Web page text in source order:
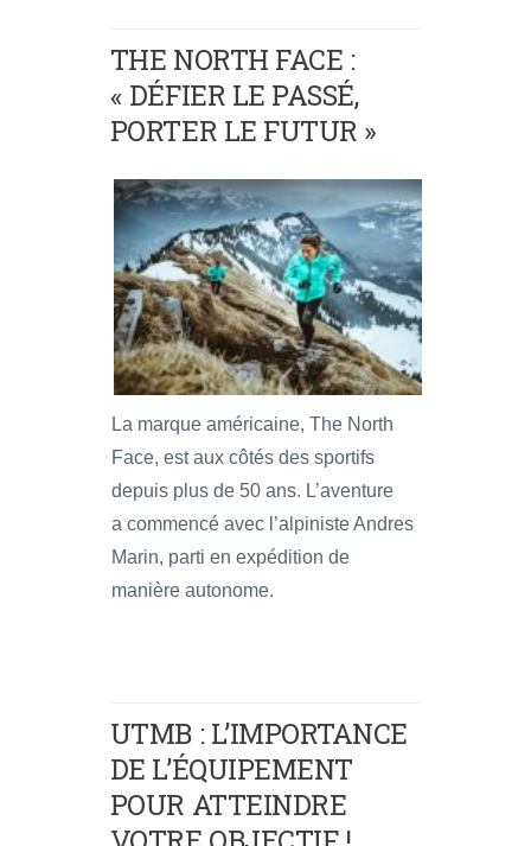
THE NORTH FACE :
« DÉFIER LE PASSÉ,
PORTER LE FUTUR »
La marque américaine, The North
Face, est aux côtés des sportifs
depuis plus de 50 ans. L’aventure
a commencé avec l’alpiniste Andres
Marin, parti en expédition de
manière autonome.
UTMB : L’IMPORTANCE
DE L’ÉQUIPEMENT
POUR ATTEINDRE